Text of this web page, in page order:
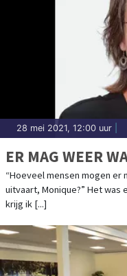
28 mei 2021, 12:00 uur
ER MAG WEER
“Hoeveel mensen mogen er
uitvaart, Monique?” Het
krijg ik [...]